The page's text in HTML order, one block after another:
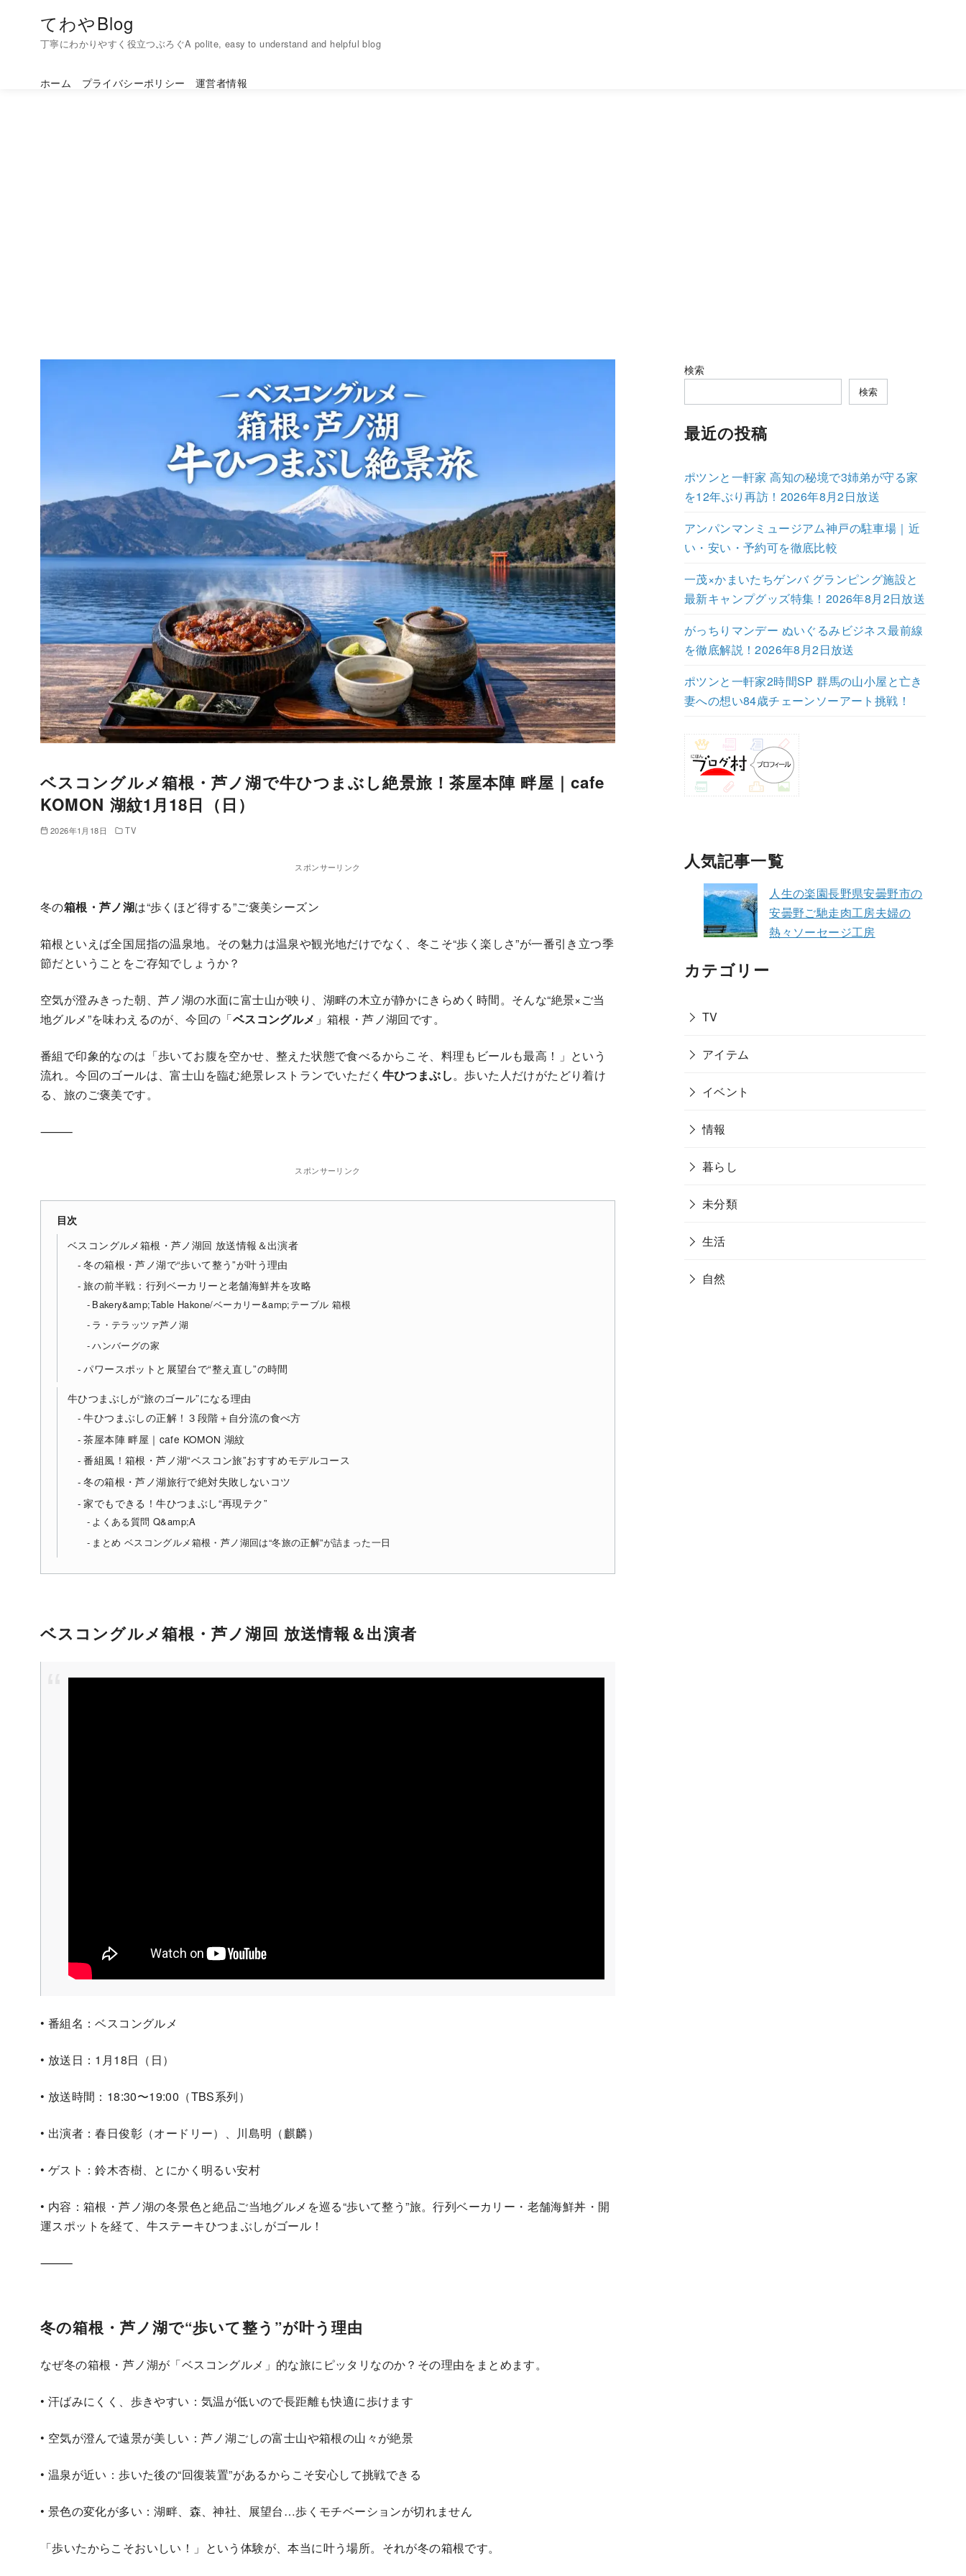
てわやBlog
丁寧にわかりやすく役立つぶろぐA polite, easy to understand and helpful blog
ホーム プライバシーポリシー 運営者情報
ベスコングルメ箱根・芦ノ湖で牛ひつまぶし絶景旅！茶屋本陣 畔屋｜cafe
KOMON 湖紋1月18日（日）
2026年1月18日 TV
スポンサーリンク
冬の箱根・芦ノ湖は“歩くほど得する”ご褒美シーズン
箱根といえば全国屈指の温泉地。その魅力は温泉や観光地だけでなく、冬こそ“歩く楽しさ”が一番引き立つ季
節だということをご存知でしょうか？
空気が澄みきった朝、芦ノ湖の水面に富士山が映り、湖畔の木立が静かにきらめく時間。そんな“絶景×ご当
地グルメ”を味わえるのが、今回の「ベスコングルメ 」箱根・芦ノ湖回です。
番組で印象的なのは「歩いてお腹を空かせ、整えた状態で食べるからこそ、料理もビールも最高！」という
流れ。今回のゴールは、富士山を臨む絶景レストランでいただく 牛ひつまぶし。歩いた人だけがたどり着け
る、旅のご褒美です。
⸻
スポンサーリンク
目次
ベスコングルメ箱根・芦ノ湖回 放送情報＆出演者
冬の箱根・芦ノ湖で“歩いて整う”が叶う理由
旅の前半戦：行列ベーカリーと老舗海鮮丼を攻略
Bakery&amp;Table Hakone/ベーカリー&amp;テーブル 箱根
ラ・テラッツァ芦ノ湖
ハンバーグの家
パワースポットと展望台で“整え直し”の時間
牛ひつまぶしが“旅のゴール”になる理由
牛ひつまぶしの正解！３段階＋自分流の食べ方
茶屋本陣 畔屋｜cafe KOMON 湖紋
番組風！箱根・芦ノ湖“ベスコン旅”おすすめモデルコース
冬の箱根・芦ノ湖旅行で絶対失敗しないコツ
家でもできる！牛ひつまぶし“再現テク”
よくある質問 Q&amp;A
まとめ ベスコングルメ箱根・芦ノ湖回は“冬旅の正解”が詰まった一日
ベスコングルメ箱根・芦ノ湖回 放送情報＆出演者
• 番組名：ベスコングルメ
• 放送日：1月18日（日）
• 放送時間：18:30〜19:00（TBS系列）
• 出演者：春日俊彰（オードリー）、川島明（麒麟）
• ゲスト：鈴木杏樹、とにかく明るい安村
• 内容：箱根・芦ノ湖の冬景色と絶品ご当地グルメを巡る“歩いて整う”旅。行列ベーカリー・老舗海鮮丼・開
運スポットを経て、牛ステーキひつまぶしがゴール！
⸻
冬の箱根・芦ノ湖で“歩いて整う”が叶う理由
なぜ冬の箱根・芦ノ湖が「ベスコングルメ」的な旅にピッタリなのか？その理由をまとめます。
• 汗ばみにくく、歩きやすい：気温が低いので長距離も快適に歩けます
• 空気が澄んで遠景が美しい：芦ノ湖ごしの富士山や箱根の山々が絶景
• 温泉が近い：歩いた後の“回復装置”があるからこそ安心して挑戦できる
• 景色の変化が多い：湖畔、森、神社、展望台…歩くモチベーションが切れません
「歩いたからこそおいしい！」という体験が、本当に叶う場所。それが冬の箱根です。
検索
検索
最近の投稿
ポツンと一軒家 高知の秘境で3姉弟が守る家
を12年ぶり再訪！2026年8月2日放送
アンパンマンミュージアム神戸の駐車場｜近
い・安い・予約可を徹底比較
一茂×かまいたちゲンバ グランピング施設と
最新キャンプグッズ特集！2026年8月2日放送
がっちりマンデー ぬいぐるみビジネス最前線
を徹底解説！2026年8月2日放送
ポツンと一軒家2時間SP 群馬の山小屋と亡き
妻への想い84歳チェーンソーアート挑戦！
人気記事一覧
人生の楽園長野県安曇野市の
安曇野ご馳走肉工房夫婦の
熱々ソーセージ工房
カテゴリー
TV
アイテム
イベント
情報
暮らし
未分類
生活
自然